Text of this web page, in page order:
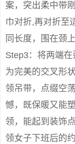
案，突出柔中带
巾对折,再对折至
同长度，围在颈
Step3：将两端
为完美的交叉形
领吊带，点缀空
憾，既保暖又能
领，能起到装饰
领女子下班后的